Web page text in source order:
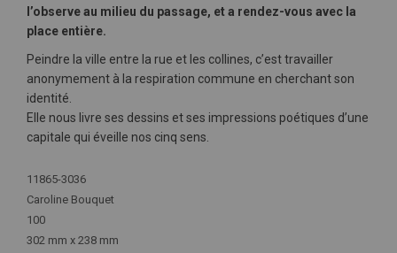
l’observe au milieu du passage, et a rendez-vous avec la
place entière.
Peindre la ville entre la rue et les collines, c’est travailler
anonymement à la respiration commune en cherchant son
identité.
Elle nous livre ses dessins et ses impressions poétiques d’une
capitale qui éveille nos cinq sens.
Plus
d'infos
11865-3036
Caroline Bouquet
100
302 mm x 238 mm